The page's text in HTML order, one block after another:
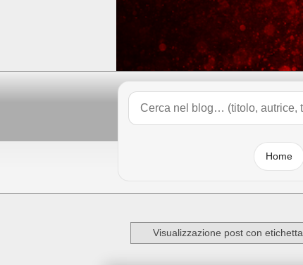
Home
Visualizzazione post con etichetta